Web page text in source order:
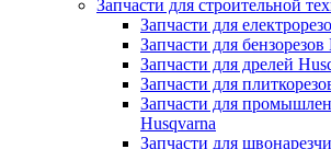
Запчасти для строительной
Запчасти для
Запчасти для бензорезов
Запчасти для дрелей
Запчасти для
Запчасти для
Husqvarna
Запчасти для